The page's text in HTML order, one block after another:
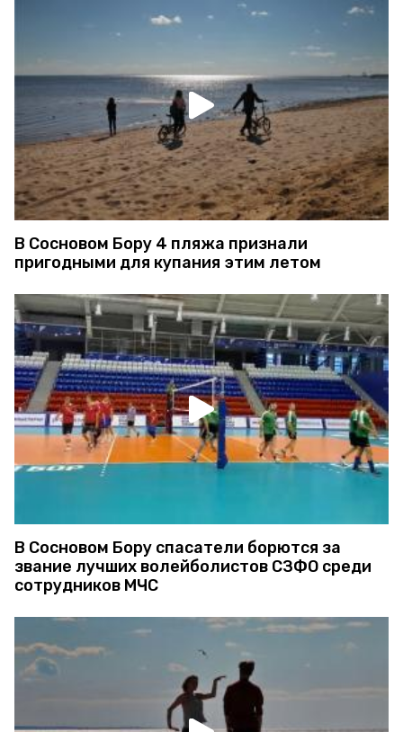
В Сосновом Бору 4 пляжа признали
пригодными для купания этим летом
В Сосновом Бору спасатели борются за
звание лучших волейболистов СЗФО среди
сотрудников МЧС